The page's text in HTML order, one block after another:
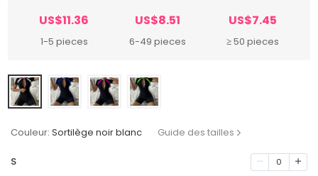
US$11.36
1-5 pieces
US$8.51
6-49 pieces
US$7.45
≥ 50 pieces
Couleur: Sortilège noir blanc Guide des tailles
S 0